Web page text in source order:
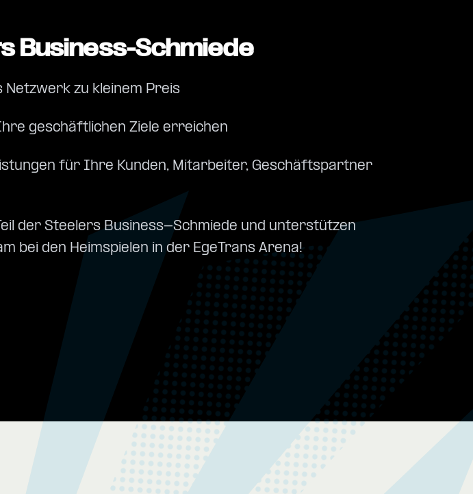
Business-Schmiede
Netzwerk zu kleinem Preis
geschäftlichen Ziele erreichen
für Ihre Kunden, Mitarbeiter, Geschäftspartner
der Steelers Business-Schmiede und unterstützen
bei den Heimspielen in der EgeTrans Arena!